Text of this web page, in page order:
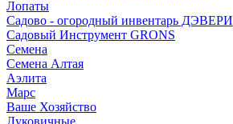
Лопаты
Садово - огородный инвентарь ДЭВЕРИ
Садовый Инструмент GRONS
Семена
Семена Алтая
Аэлита
Марс
Ваше Хозяйство
Луковичные